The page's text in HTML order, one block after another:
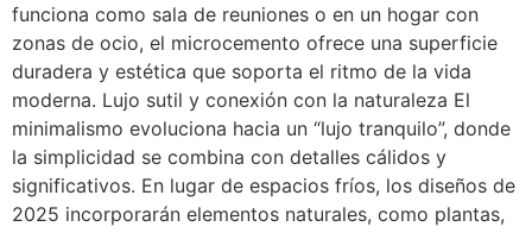
funciona como sala de reuniones o en un hogar con
zonas de ocio, el microcemento ofrece una superficie
duradera y estética que soporta el ritmo de la vida
moderna. Lujo sutil y conexión con la naturaleza El
minimalismo evoluciona hacia un “lujo tranquilo”, donde
la simplicidad se combina con detalles cálidos y
significativos. En lugar de espacios fríos, los diseños de
2025 incorporarán elementos naturales, como plantas,